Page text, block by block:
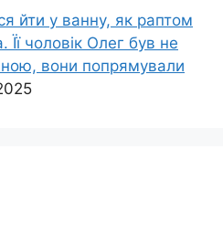
йти у ванну, як раптом
чоловік Олег був не
вони попрямували